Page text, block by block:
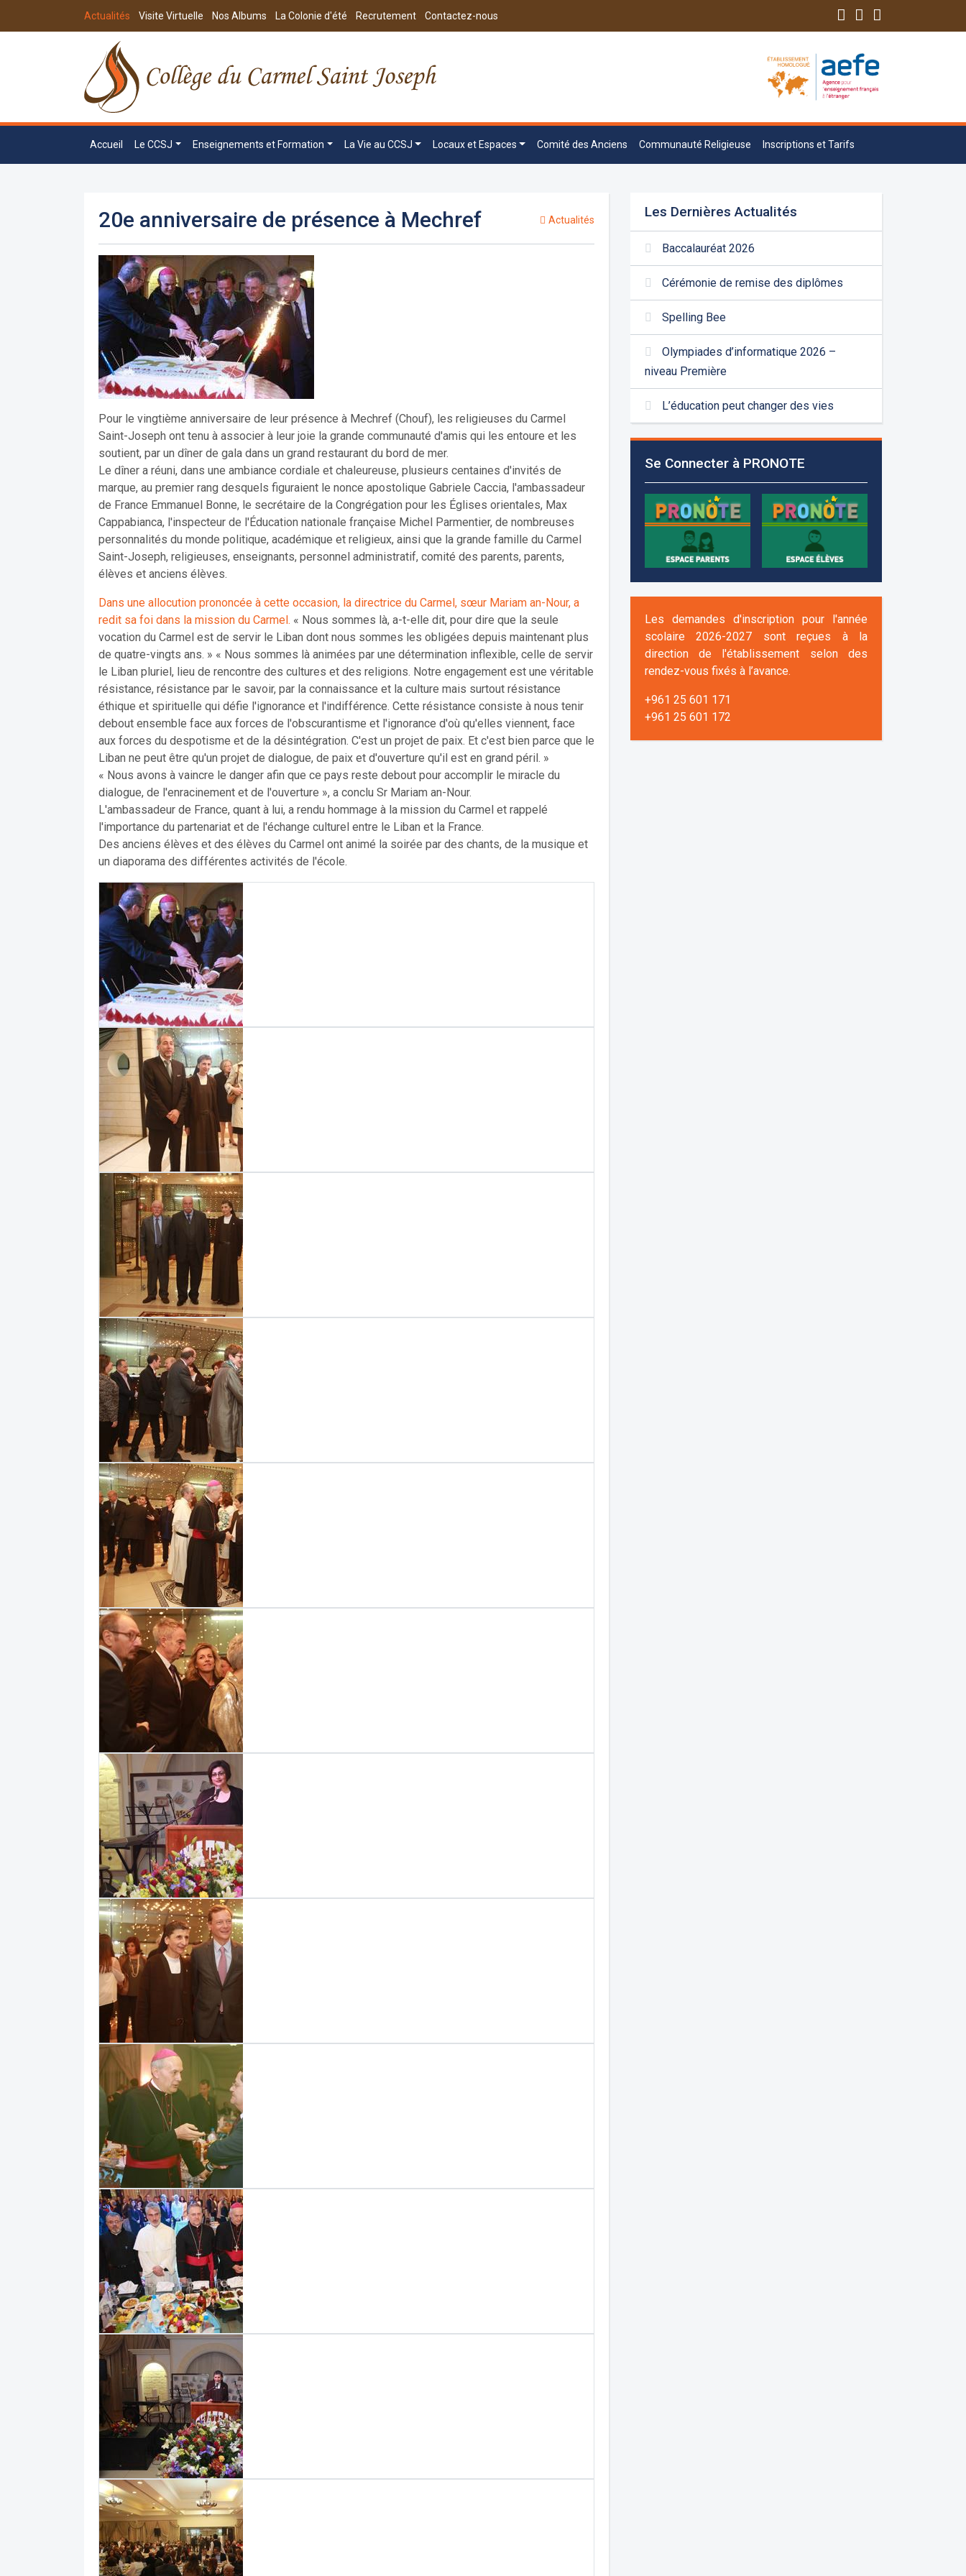
Actualités Visite Virtuelle Nos Albums La Colonie d'été Recrutement Contactez-nous
Accueil Le CCSJ Enseignements et Formation La Vie au CCSJ Locaux et Espaces Comité des Anciens Communauté Religieuse Inscriptions et Tarifs
20e anniversaire de présence à Mechref Actualités
Pour le vingtième anniversaire de leur présence à Mechref (Chouf), les religieuses du Carmel
Saint-Joseph ont tenu à associer à leur joie la grande communauté d'amis qui les entoure et les
soutient, par un dîner de gala dans un grand restaurant du bord de mer.
Le dîner a réuni, dans une ambiance cordiale et chaleureuse, plusieurs centaines d'invités de
marque, au premier rang desquels figuraient le nonce apostolique Gabriele Caccia, l'ambassadeur
de France Emmanuel Bonne, le secrétaire de la Congrégation pour les Églises orientales, Max
Cappabianca, l'inspecteur de l'Éducation nationale française Michel Parmentier, de nombreuses
personnalités du monde politique, académique et religieux, ainsi que la grande famille du Carmel
Saint-Joseph, religieuses, enseignants, personnel administratif, comité des parents, parents,
élèves et anciens élèves.
Dans une allocution prononcée à cette occasion, la directrice du Carmel, sœur Mariam an-Nour, a
redit sa foi dans la mission du Carmel. « Nous sommes là, a-t-elle dit, pour dire que la seule
vocation du Carmel est de servir le Liban dont nous sommes les obligées depuis maintenant plus
de quatre-vingts ans. » « Nous sommes là animées par une détermination inflexible, celle de servir
le Liban pluriel, lieu de rencontre des cultures et des religions. Notre engagement est une véritable
résistance, résistance par le savoir, par la connaissance et la culture mais surtout résistance
éthique et spirituelle qui défie l'ignorance et l'indifférence. Cette résistance consiste à nous tenir
debout ensemble face aux forces de l'obscurantisme et l'ignorance d'où qu'elles viennent, face
aux forces du despotisme et de la désintégration. C'est un projet de paix. Et c'est bien parce que le
Liban ne peut être qu'un projet de dialogue, de paix et d'ouverture qu'il est en grand péril. »
« Nous avons à vaincre le danger afin que ce pays reste debout pour accomplir le miracle du
dialogue, de l'enracinement et de l'ouverture », a conclu Sr Mariam an-Nour.
L'ambassadeur de France, quant à lui, a rendu hommage à la mission du Carmel et rappelé
l'importance du partenariat et de l'échange culturel entre le Liban et la France.
Des anciens élèves et des élèves du Carmel ont animé la soirée par des chants, de la musique et
un diaporama des différentes activités de l'école.
Les Dernières Actualités
Baccalauréat 2026
Cérémonie de remise des diplômes
Spelling Bee
Olympiades d’informatique 2026 –
niveau Première
L’éducation peut changer des vies
Se Connecter à PRONOTE
Les demandes d'inscription pour l'année
scolaire 2026-2027 sont reçues à la
direction de l'établissement selon des
rendez-vous fixés à l’avance.
+961 25 601 171
+961 25 601 172